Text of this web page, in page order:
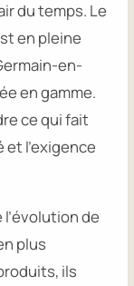
du temps. Le
en pleine
en-
en gamme.
ce qui fait
l’exigence
de
plus
ils